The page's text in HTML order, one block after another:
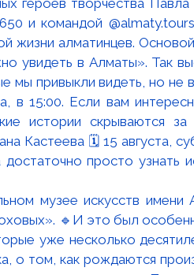
музее искусств имени
🔹И это был
уже несколько
том, как рождаются